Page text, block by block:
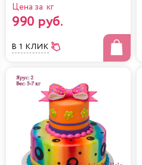
Цена за кг
990 руб.
В 1 КЛИК